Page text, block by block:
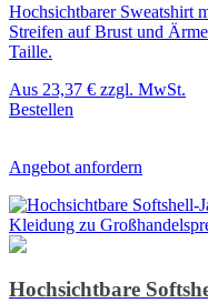
Hochsichtbarer Sweatshirt
Streifen auf Brust und
Taille.
Aus 23,37 € zzgl. MwSt.
Bestellen
Angebot anfordern
Hochsichtbare